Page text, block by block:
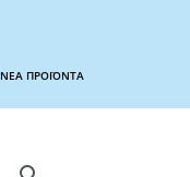
ΝΕΑ ΠΡΟΪΟΝΤΑ